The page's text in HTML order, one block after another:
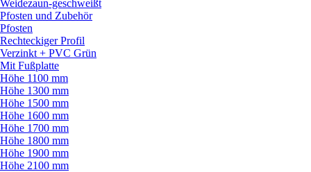
Weidezaun-geschweißt
Pfosten und Zubehör
Pfosten
Rechteckiger Profil
Verzinkt + PVC Grün
Mit Fußplatte
Höhe 1100 mm
Höhe 1300 mm
Höhe 1500 mm
Höhe 1600 mm
Höhe 1700 mm
Höhe 1800 mm
Höhe 1900 mm
Höhe 2100 mm